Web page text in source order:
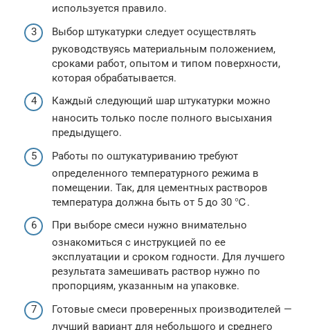
используется правило.
Выбор штукатурки следует осуществлять
руководствуясь материальным положением,
сроками работ, опытом и типом поверхности,
которая обрабатывается.
Каждый следующий шар штукатурки можно
наносить только после полного высыхания
предыдущего.
Работы по оштукатуриванию требуют
определенного температурного режима в
помещении. Так, для цементных растворов
температура должна быть от 5 до 30 ℃.
При выборе смеси нужно внимательно
ознакомиться с инструкцией по ее
эксплуатации и сроком годности. Для лучшего
результата замешивать раствор нужно по
пропорциям, указанным на упаковке.
Готовые смеси проверенных производителей —
лучший вариант для небольшого и среднего